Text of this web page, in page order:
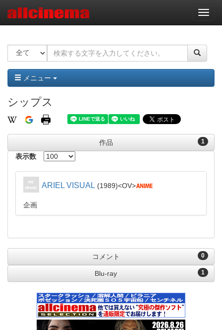
ナ
ビ
ー
ョ
ン
メニュー
シップス
1
作品
表示数
ARIEL VISUAL 1989 OV
企画
0
コメント
1
Blu-ray